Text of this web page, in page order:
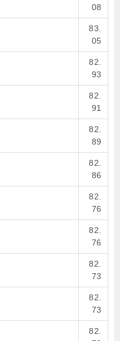
08
83.
05
82.
93
82.
91
82.
89
82.
86
82.
76
82.
76
82.
73
82.
73
82.